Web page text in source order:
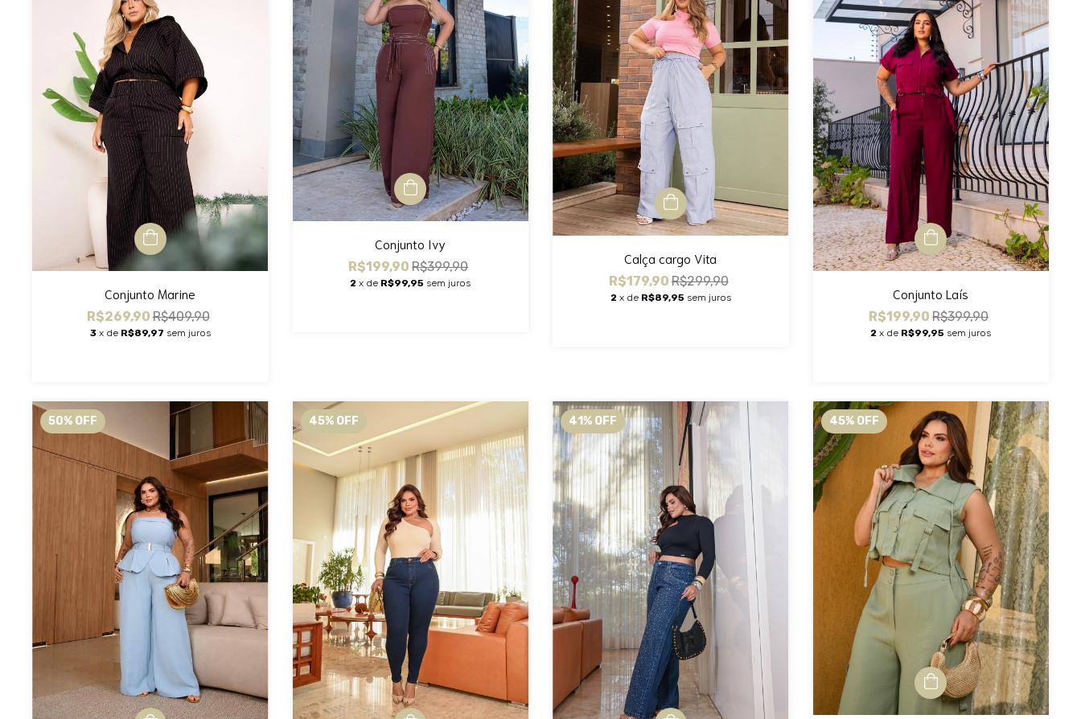
Conjunto Marine
R$269,90R$409,90
3 x de R$89,97 sem juros
Conjunto Ivy
R$199,90R$399,90
2 x de R$99,95 sem juros
Calça cargo Vita
R$179,90R$299,90
2 x de R$89,95 sem juros Conjunto Laís
R$199,90R$399,90
2 x de R$99,95 sem juros
50% OFF 45% OFF 41% OFF 45% OFF